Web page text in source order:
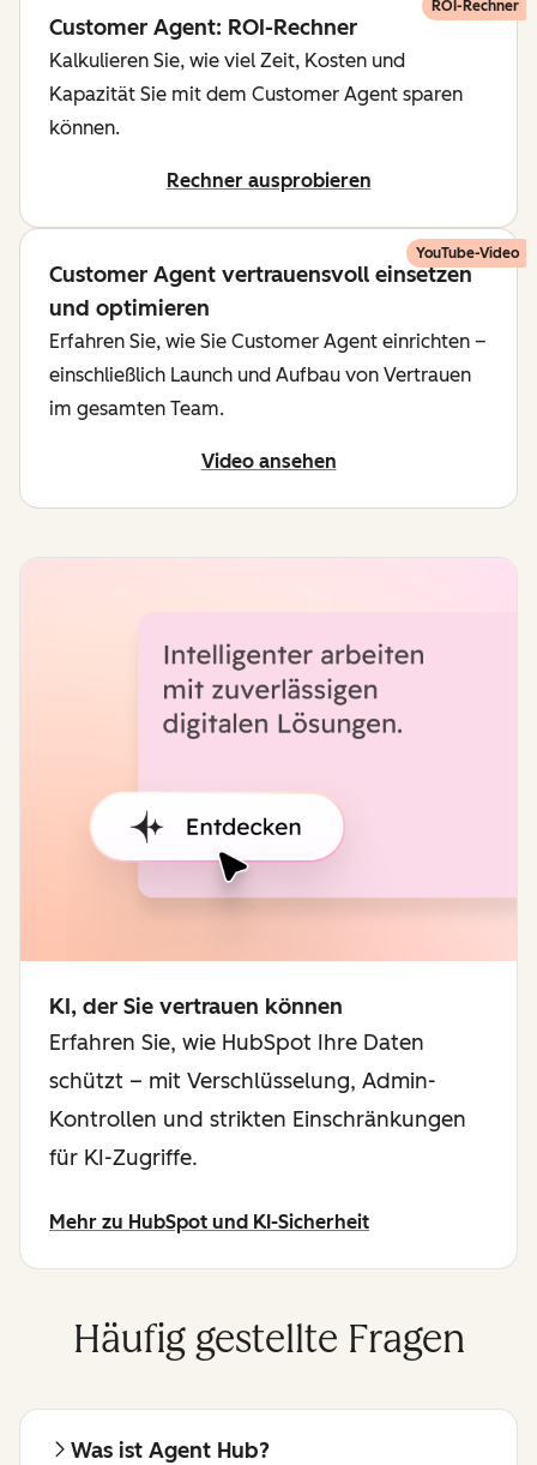
ROI-Rechner
Customer Agent: ROI-Rechner
Kalkulieren Sie, wie viel Zeit, Kosten und
Kapazität Sie mit dem Customer Agent sparen
können.
Rechner ausprobieren
YouTube-Video
Customer Agent vertrauensvoll einsetzen
und optimieren
Erfahren Sie, wie Sie Customer Agent einrichten –
einschließlich Launch und Aufbau von Vertrauen
im gesamten Team.
Video ansehen
KI, der Sie vertrauen können
Erfahren Sie, wie HubSpot Ihre Daten
schützt – mit Verschlüsselung, Admin-
Kontrollen und strikten Einschränkungen
für KI-Zugriffe.
Mehr zu HubSpot und KI-Sicherheit
Häufig gestellte Fragen
Was ist Agent Hub?